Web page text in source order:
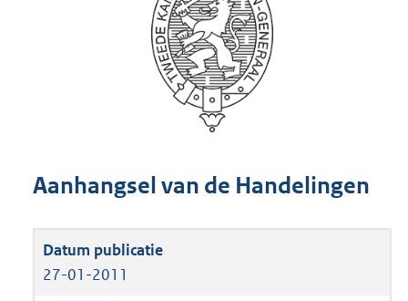
Aanhangsel van de Handelingen
27-01-2011